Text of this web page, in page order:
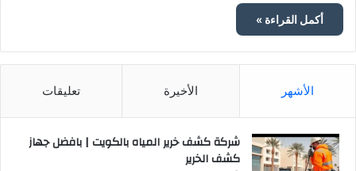
أكمل القراءة »
الأشهر الأخيرة تعليقات
شركة كشف خرير المياه بالكويت | بافضل جهاز
كشف الخرير